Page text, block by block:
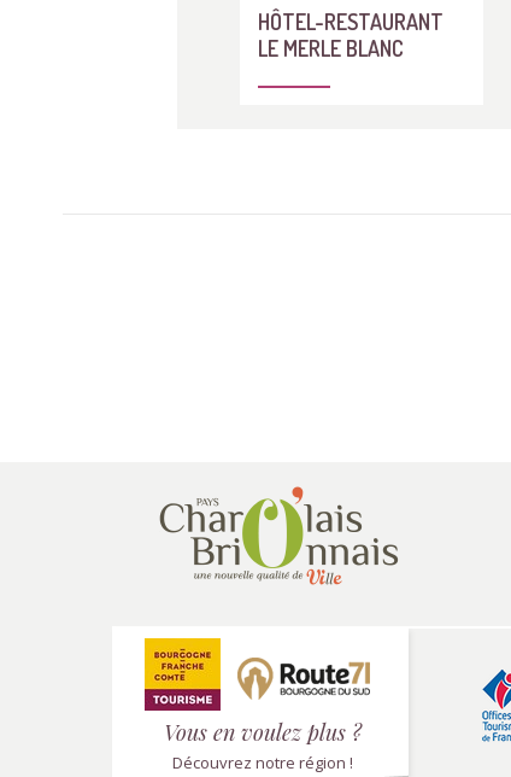
HÔTEL-RESTAURANT
LE MERLE BLANC
Vous en voulez plus ?
Découvrez notre région !